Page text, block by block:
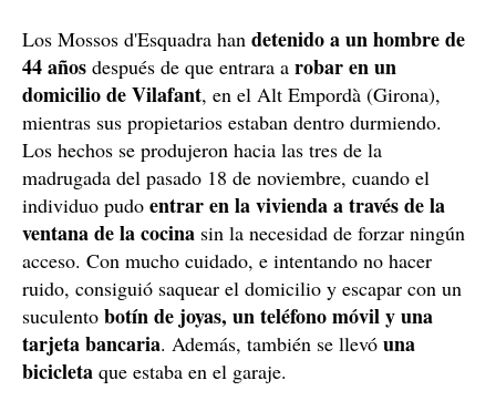
Los Mossos d'Esquadra han detenido a un hombre de
44 años después de que entrara a robar en un
domicilio de Vilafant, en el Alt Empordà (Girona),
mientras sus propietarios estaban dentro durmiendo.
Los hechos se produjeron hacia las tres de la
madrugada del pasado 18 de noviembre, cuando el
individuo pudo entrar en la vivienda a través de la
ventana de la cocina sin la necesidad de forzar ningún
acceso. Con mucho cuidado, e intentando no hacer
ruido, consiguió saquear el domicilio y escapar con un
suculento botín de joyas, un teléfono móvil y una
tarjeta bancaria. Además, también se llevó una
bicicleta que estaba en el garaje.